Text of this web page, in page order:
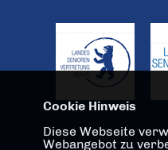
Cookie Hinweis
Diese Webseite
Webangebot zu